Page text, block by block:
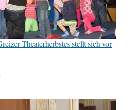
Theaterherbstes stellt sich vor